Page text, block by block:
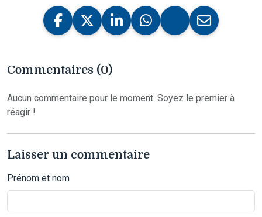
Commentaires (0)
Aucun commentaire pour le moment. Soyez le premier à
réagir !
Laisser un commentaire
Prénom et nom